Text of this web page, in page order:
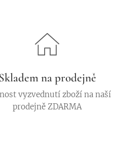
na prodejně
vyzvednutí zboží na naší
prodejně ZDARMA